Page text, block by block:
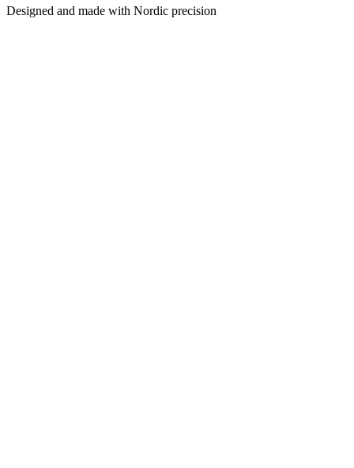
Designed and made with Nordic precision